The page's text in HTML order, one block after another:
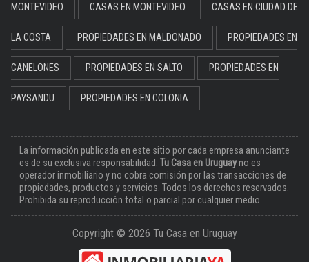
MONTEVIDEO CASAS EN MONTEVIDEO CASAS EN CIUDAD DE
LA COSTA PROPIEDADES EN MALDONADO PROPIEDADES EN
CANELONES PROPIEDADES EN SALTO PROPIEDADES EN
PAYSANDU PROPIEDADES EN COLONIA
La información publicada en este sitio por cada empresa anunciante
es de su exclusiva responsabilidad. Tu Casa en Uruguayno es
operador inmobiliario y no cobra comisión por las transacciones de
propiedades, productos y servicios. Todos los derechos reservados.
Prohibida su reproducción total o parcial por cualquier medio.
Copyright © 2026 Tu Casa en Uruguay